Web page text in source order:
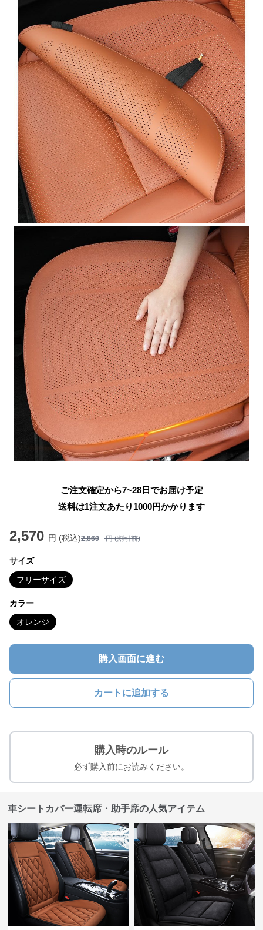
ご注文確定から7~28日でお届け予定
送料は1注文あたり 1000円かかります
2,570 円 (税込)2,860 円 (割引前)
サイズ
フリーサイズ
カラー
オレンジ
購入画面に進む
カートに追加する
購入時のルール
必ず購入前にお読みください。
車シートカバー運転席・助手席の人気アイテム